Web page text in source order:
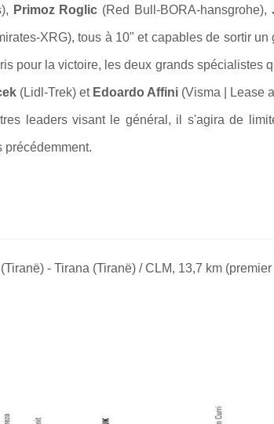
Primoz Roglic (Red Bull-BORA-hansgrohe),
XRG), tous à 10" et capables de sortir un
pour la victoire, les deux grands spécialistes
(Lidl-Trek) et Edoardo Affini (Visma | Lease
leaders visant le général, il s'agira de
précédemment.
- Tirana (Tiranë) / CLM, 13,7 km